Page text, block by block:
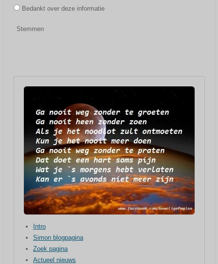
Bedankt over deze informatie
Stemmen
Intro
Simon blogpagina
Zoek pagina
Actueel nieuws